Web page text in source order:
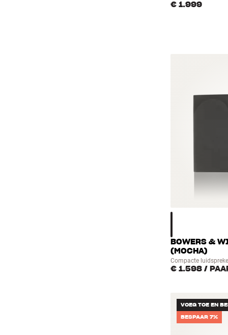
€ 1.999
BOWERS &
(MOCHA)
Compacte
€ 1.598 /
VOEG TOE EN
BESPAAR 7%